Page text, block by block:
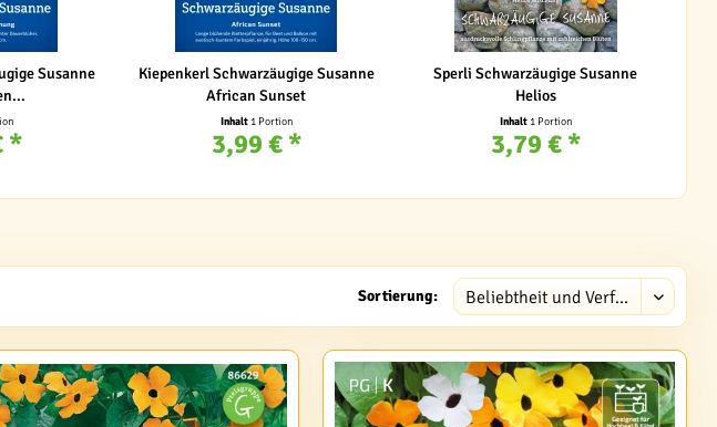
Susanne
*
Kiepenkerl Schwarzäugige Susanne
African Sunset
Inhalt 1 Portion
3,99 € *
Sperli Schwarzäugige Susanne
Helios
Inhalt 1 Portion
3,79 € *
Sortierung: